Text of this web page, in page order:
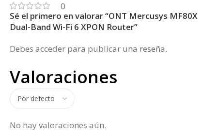
0
Valoraciones
No hay valoraciones aún.
Sé el primero en valorar “ONT Mercusys MF80X
Dual-Band Wi-Fi 6 XPON Router”
Debes acceder para publicar una reseña.